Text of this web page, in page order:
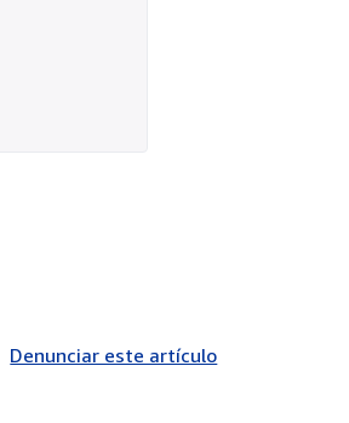
Denunciar este artículo